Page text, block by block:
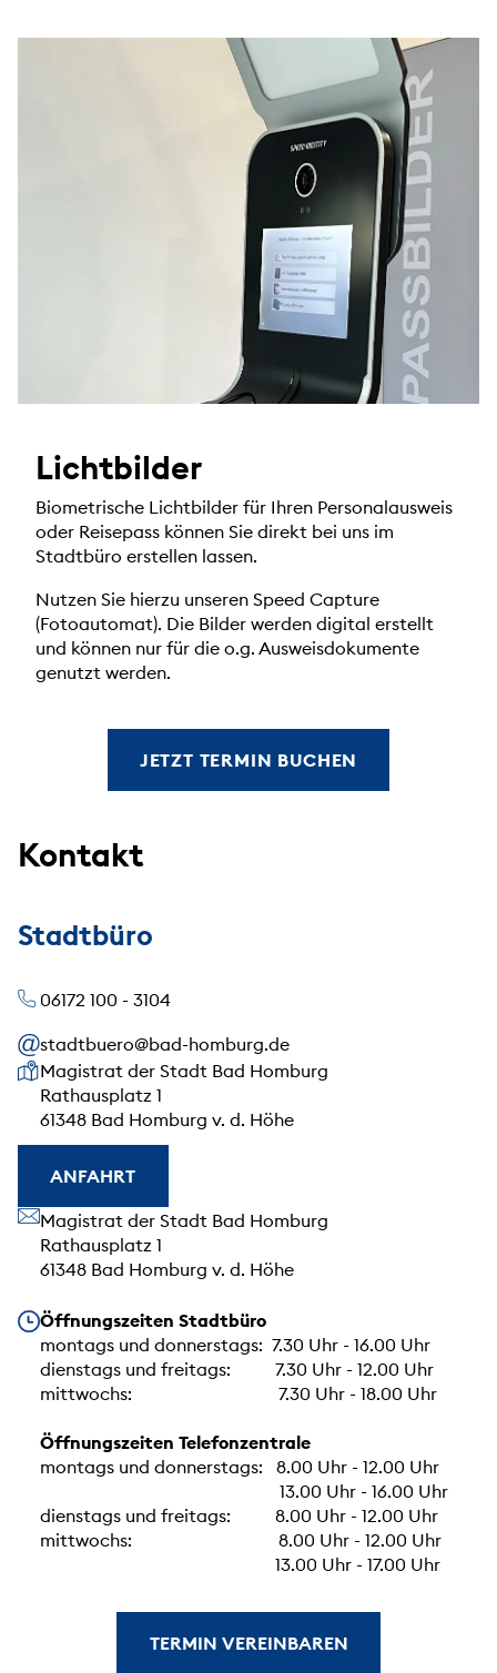
Lichtbilder
Biometrische Lichtbilder für Ihren Personalausweis
oder Reisepass können Sie direkt bei uns im
Stadtbüro erstellen lassen.
Nutzen Sie hierzu unseren Speed Capture
(Fotoautomat). Die Bilder werden digital erstellt
und können nur für die o.g. Ausweisdokumente
genutzt werden.
JETZT TERMIN BUCHEN
Kontakt
Stadtbüro
06172 100 - 3104
stadtbuero@bad-homburg.de
Unsere Anschrift
Magistrat der Stadt Bad Homburg
Rathausplatz 1
61348 Bad Homburg v. d. Höhe
ANFAHRT
Unsere Anschrift
Magistrat der Stadt Bad Homburg
Rathausplatz 1
61348 Bad Homburg v. d. Höhe
Unsere Öffnungszeiten
Öffnungszeiten Stadtbüro
montags und donnerstags: 7.30 Uhr - 16.00 Uhr
dienstags und freitags: 7.30 Uhr - 12.00 Uhr
mittwochs: 7.30 Uhr - 18.00 Uhr
Öffnungszeiten Telefonzentrale
montags und donnerstags: 8.00 Uhr - 12.00 Uhr
13.00 Uhr - 16.00 Uhr
dienstags und freitags: 8.00 Uhr - 12.00 Uhr
mittwochs: 8.00 Uhr - 12.00 Uhr
13.00 Uhr - 17.00 Uhr
TERMIN VEREINBAREN